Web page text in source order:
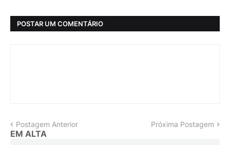
POSTAR UM COMENTÁRIO
Postagem Anterior Próxima Postagem
EM ALTA